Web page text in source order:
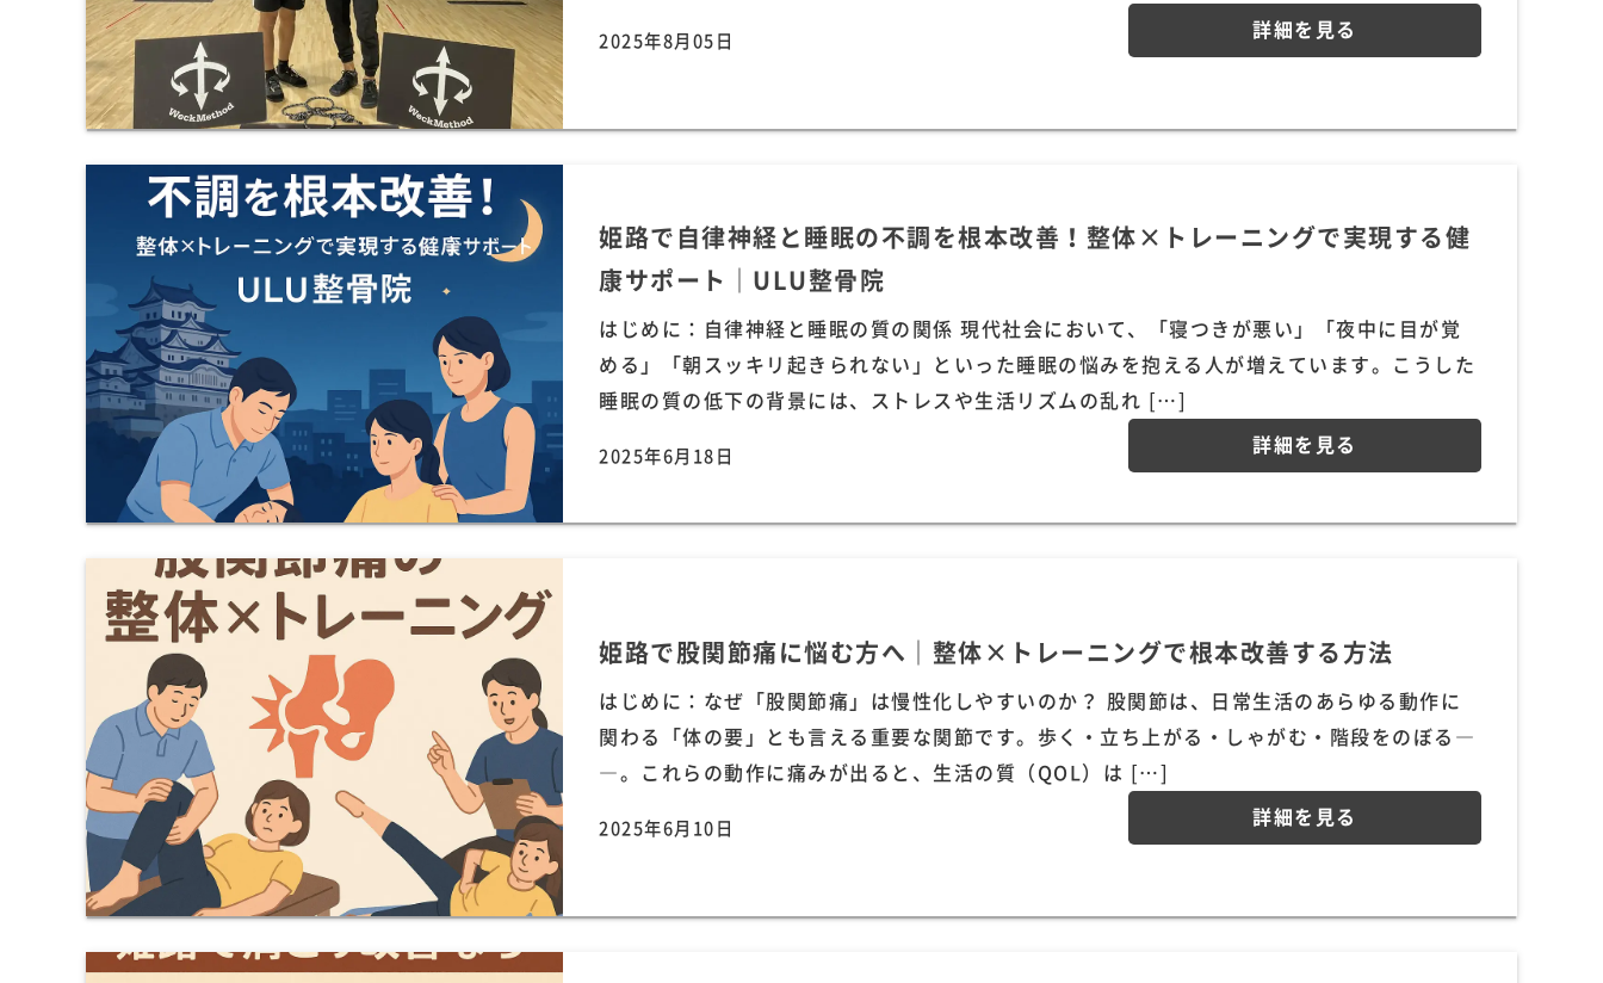
2025年8月05日
詳細を見る
姫路で自律神経と睡眠の不調を根本改善！整体×トレーニングで実現する健
康サポート｜ULU整骨院
はじめに：自律神経と睡眠の質の関係 現代社会において、「寝つきが悪い」「夜中に目が覚
める」「朝スッキリ起きられない」といった睡眠の悩みを抱える人が増えています。こうした
睡眠の質の低下の背景には、ストレスや生活リズムの乱れ […]
2025年6月18日
詳細を見る
姫路で股関節痛に悩む方へ｜整体×トレーニングで根本改善する方法
はじめに：なぜ「股関節痛」は慢性化しやすいのか？ 股関節は、日常生活のあらゆる動作に
関わる「体の要」とも言える重要な関節です。歩く・立ち上がる・しゃがむ・階段をのぼる―
―。これらの動作に痛みが出ると、生活の質（QOL）は […]
2025年6月10日
詳細を見る